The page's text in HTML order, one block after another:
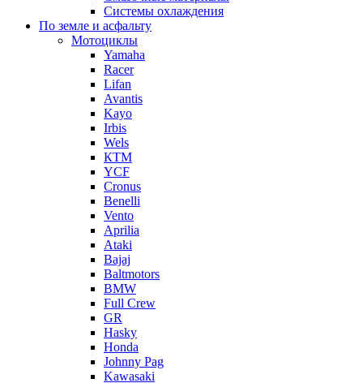
Системы охлаждения
По земле и асфальту
Мотоциклы
Yamaha
Racer
Lifan
Avantis
Kayo
Irbis
Wels
КТМ
YCF
Cronus
Benelli
Vento
Aprilia
Ataki
Bajaj
Baltmotors
BMW
Full Crew
GR
Hasky
Honda
Johnny Pag
Kawasaki